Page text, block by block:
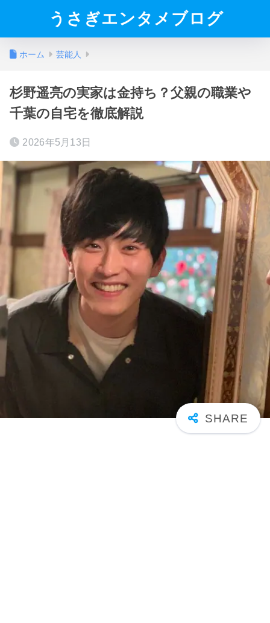
うさぎエンタメブログ
ホーム 芸能人
杉野遥亮の実家は金持ち？父親の職業や
千葉の自宅を徹底解説
2026年5月13日